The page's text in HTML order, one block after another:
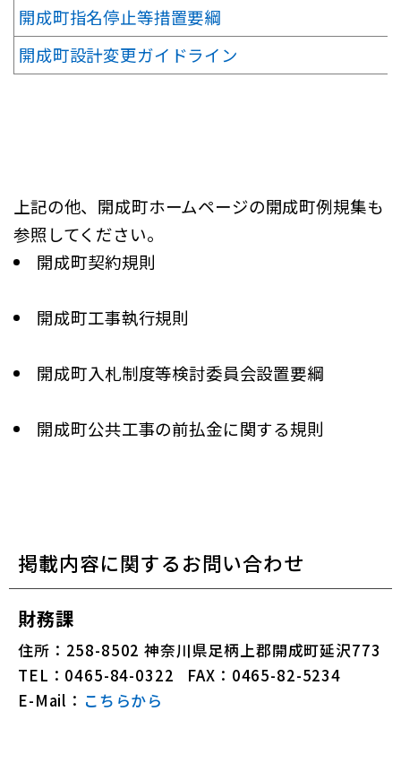
開成町指名停止等措置要綱
開成町設計変更ガイドライン
上記の他、開成町ホームページの開成町例規集も
参照してください。
開成町契約規則
開成町工事執行規則
開成町入札制度等検討委員会設置要綱
開成町公共工事の前払金に関する規則
掲載内容に関するお問い合わせ
財務課
住所：258-8502 神奈川県足柄上郡開成町延沢773
TEL：0465-84-0322
FAX：0465-82-5234
E-Mail： こちらから